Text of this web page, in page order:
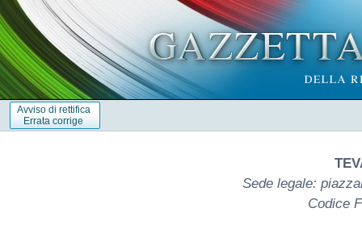
Avviso di rettifica
Errata corrige
Sede legale:
Codice